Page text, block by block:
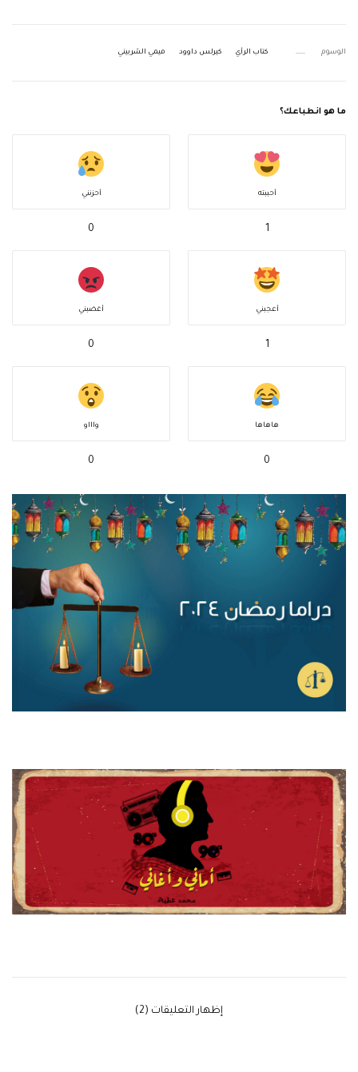
الوسوم كتاب الرأي كيرلس داوود ميمي الشربيني
ما هو انطباعك؟
أحببته
1
أحزنني
0
أعجبني
1
أغضبني
0
هاهاها
0
واااو
0
‫إظهار التعليقات (2)